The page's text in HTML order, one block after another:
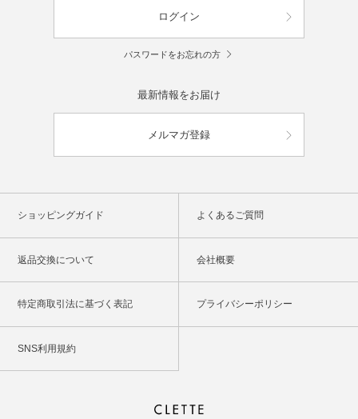
ログイン
パスワードをお忘れの方
最新情報をお届け
メルマガ登録
ショッピングガイド よくあるご質問
返品交換について 会社概要
特定商取引法に基づく表記 プライバシーポリシー
SNS利用規約